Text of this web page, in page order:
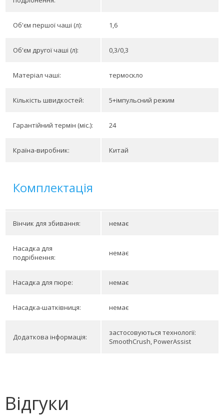
Об'єм першої чаші (л): 1,6
Об'єм другої чаші (л): 0,3/0,3
Матеріал чаші: термоскло
Кількість швидкостей: 5+імпульсний режим
Гарантійний термін (міс.): 24
Країна-виробник: Китай
Комплектація
Вінчик для збивання: немає
Насадка для
подрібнення:
немає
Насадка для пюре: немає
Насадка-шатківниця: немає
Додаткова інформація:
застосовуються технології:
SmoothCrush, PowerAssist
Відгуки